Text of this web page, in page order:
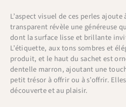
L’aspect visuel de ces perles
transparent révèle une généreuse
dont la surface lisse et brillante
L’étiquette, aux tons sombres et
produit, et le haut du sachet est
dentelle marron, ajoutant une
petit trésor à offrir ou à s’offrir.
découverte et au plaisir.